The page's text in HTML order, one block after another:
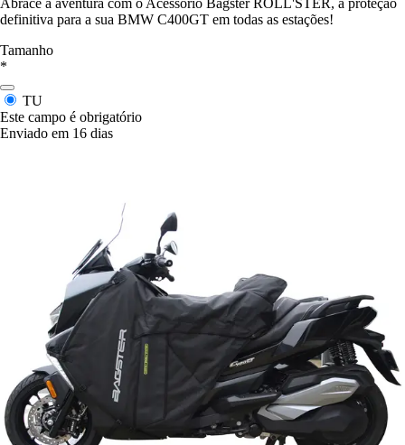
Abrace a aventura com o Acessório Bagster ROLL'STER, a proteção
definitiva para a sua BMW C400GT em todas as estações!
Tamanho
*
TU
Este campo é obrigatório
Enviado em 16 dias